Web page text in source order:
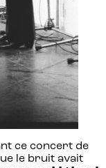
ce concert de
le bruit avait